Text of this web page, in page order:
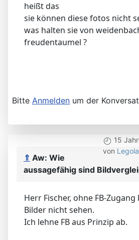
heißt das
sie können diese fotos nicht
was halten sie von
freudentaumel ?
Bitte Anmelden um der
15
von
⇑ Aw: Wie
aussagefähig sind
Herr Fischer, ohne FB-
Bilder nicht sehen.
Ich lehne FB aus Prinzip ab.